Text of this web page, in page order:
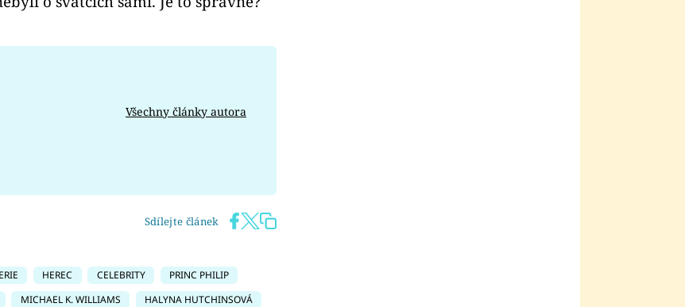
Všechny články autora
Sdílejte článek
HEREC CELEBRITY
PRINC PHILIP
MICHAEL K. WILLIAMS
HALYNA HUTCHINSOVÁ